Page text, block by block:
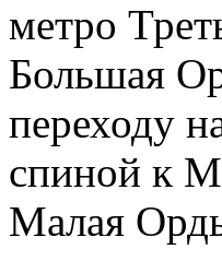
метро
Большая
переходу
спиной к
Малая